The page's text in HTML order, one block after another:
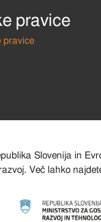
pravice
pravice
Slovenija in
Več lahko